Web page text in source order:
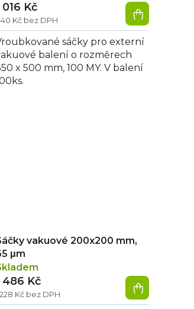
Kč bez DPH
016 Kč
sáčky pro externí
balení o rozměrech
x 500 mm, 100 MY. V balení
vakuové 200x200 mm,
μm
228 Kč bez DPH
486 Kč